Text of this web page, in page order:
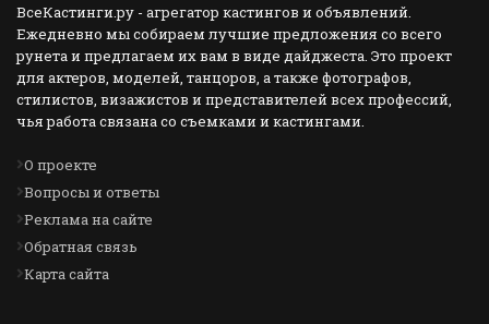
ВсеКастинги.ру - агрегатор кастингов и объявлений.
Ежедневно мы собираем лучшие предложения со всего
рунета и предлагаем их вам в виде дайджеста. Это проект
для актеров, моделей, танцоров, а также фотографов,
стилистов, визажистов и представителей всех профессий,
чья работа связана со съемками и кастингами.
О проекте
Вопросы и ответы
Реклама на сайте
Обратная связь
Карта сайта